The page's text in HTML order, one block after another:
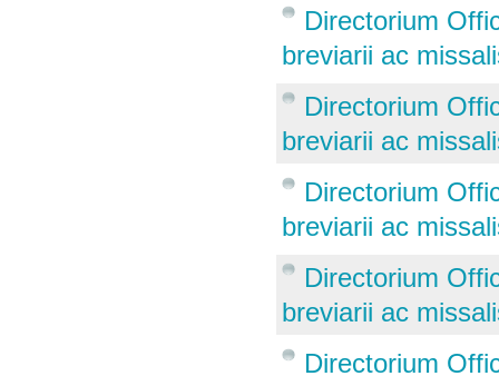
Directorium
breviarii ac
Directorium
breviarii ac
Directorium
breviarii ac
Directorium
breviarii ac
Directorium